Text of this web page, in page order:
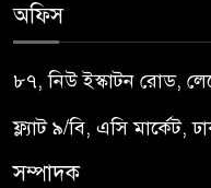
অফিস
৮৭, নিউ ইস্কাটন রোড,
ফ্ল্যাট ৯/বি, এসি মার্কেট,
সম্পাদক